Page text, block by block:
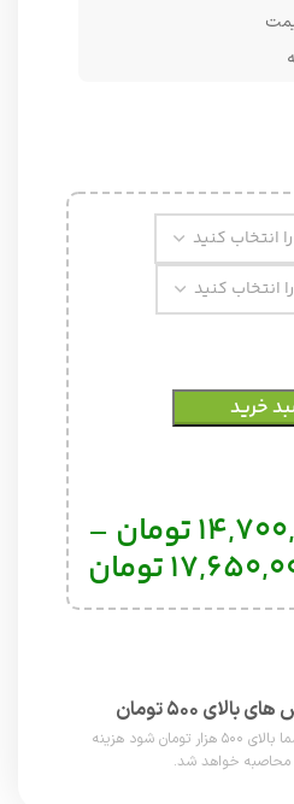
خرید
تومان –
تومان
۵۰۰ تومان
چنان چه جمع صورت حساب شما بالای ۵۰۰ هزار تومان شود هزینه
محاصبه خواهد شد.